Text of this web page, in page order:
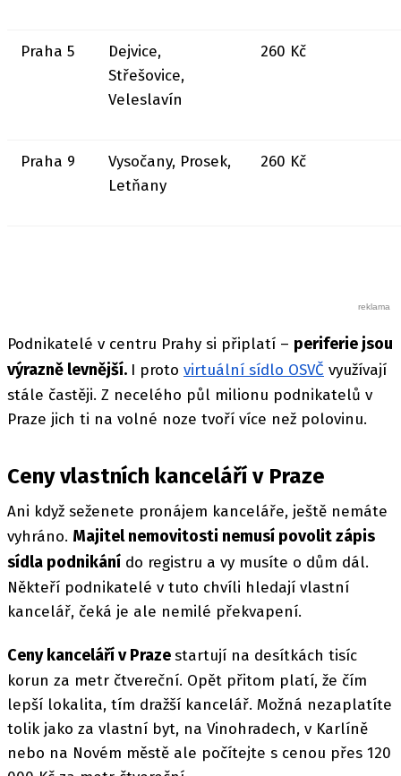
Praha 5
Dejvice,
Střešovice,
Veleslavín
260 Kč
Praha 9
Vysočany, Prosek,
Letňany
260 Kč
Podnikatelé v centru Prahy si připlatí – periferie jsou
výrazně levnější. I proto virtuální sídlo OSVČ využívají
stále častěji. Z necelého půl milionu podnikatelů v
Praze jich ti na volné noze tvoří více než polovinu.
Ceny vlastních kanceláří v Praze
Ani když seženete pronájem kanceláře, ještě nemáte
vyhráno. Majitel nemovitosti nemusí povolit zápis
sídla podnikání do registru a vy musíte o dům dál.
Někteří podnikatelé v tuto chvíli hledají vlastní
kancelář, čeká je ale nemilé překvapení.
Ceny kanceláří v Prazestartují na desítkách tisíc
korun za metr čtvereční. Opět přitom platí, že čím
lepší lokalita, tím dražší kancelář. Možná nezaplatíte
tolik jako za vlastní byt, na Vinohradech, v Karlíně
nebo na Novém městě ale počítejte s cenou přes 120